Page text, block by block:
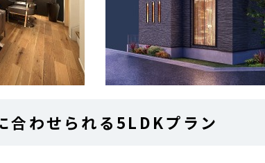
合わせられる5LDKプラン